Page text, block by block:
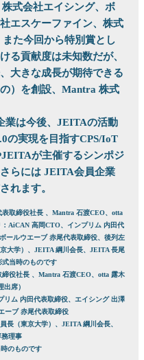
式会社エイシング、ボ
エスケーファイン、株式
た今回から特別賞とし
る貢献度は未知数だが、
大きな成長が期待できる
）を創設、Mantra 株式
業は今後、JEITAの活動
の実現を目指すCPS/IoT
が主催するシンポジ
らには JEITA会員企業
れます。
締役社長 、Mantra 石渡CEO、otta 露木
出席）
リム 内田代表取締役、エイシング 出澤
ーブ 赤尾代表取締役
長（東京大学）、JEITA 綱川会長、
理事
のものです